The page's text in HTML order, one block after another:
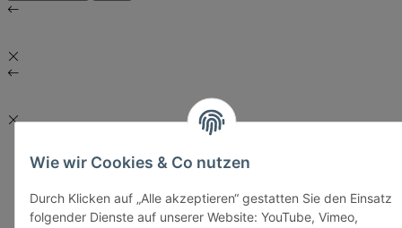
Wie wir Cookies & Co nutzen
Durch Klicken auf „Alle akzeptieren“ gestatten Sie den Einsatz
folgender Dienste auf unserer Website: YouTube, Vimeo,